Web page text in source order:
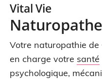
Vital Vie
Votre naturopathie
en charge votre santé
psychologique,